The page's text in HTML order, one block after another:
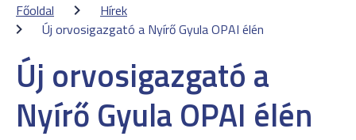
Főoldal
Hírek
Új orvosigazgató a Nyírő Gyula OPAI élén
Új orvosigazgató a
Nyírő Gyula OPAI élén